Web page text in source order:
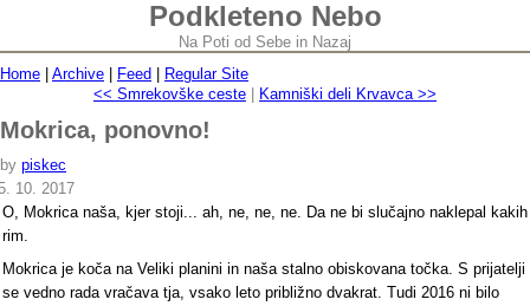
Podkleteno Nebo
Na Poti od Sebe in Nazaj
Home
Archive Feed
Regular Site
<< Smrekovške ceste
Kamniški deli Krvavca >>
Mokrica, ponovno!
by piskec
10. 2017
O, Mokrica naša, kjer stoji... ah, ne, ne, ne. Da ne bi slučajno naklepal kakih
rim.
Mokrica je koča na Veliki planini in naša stalno obiskovana točka. S prijatelji
se vedno rada vračava tja, vsako leto približno dvakrat. Tudi 2016 ni bilo